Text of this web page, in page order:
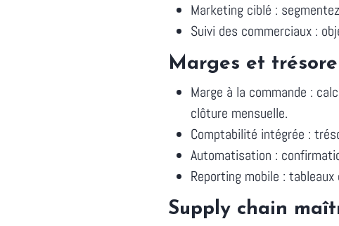
Marketing ciblé :
Suivi des commerciaux :
Marges et
Marge à la commande :
clôture mensuelle.
Comptabilité intégrée :
Automatisation :
Reporting mobile :
Supply chain